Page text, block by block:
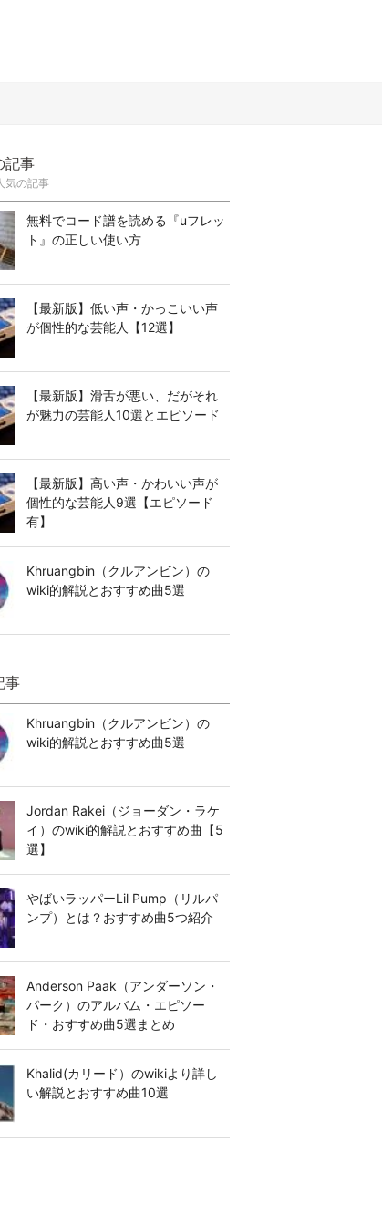
記事
気の記事
無料でコード譜を読める『uフレッ
ト』の正しい使い方
【最新版】低い声・かっこいい声
が個性的な芸能人【12選】
【最新版】滑舌が悪い、だがそれ
が魅力の芸能人10選とエピソード
【最新版】高い声・かわいい声が
個性的な芸能人9選【エピソード
有】
Khruangbin（クルアンビン）の
wiki的解説とおすすめ曲5選
事
Khruangbin（クルアンビン）の
wiki的解説とおすすめ曲5選
Jordan Rakei（ジョーダン・ラケ
イ）のwiki的解説とおすすめ曲【5
選】
やばいラッパーLil Pump（リルパ
ンプ）とは？おすすめ曲5つ紹介
Anderson Paak（アンダーソン・
パーク）のアルバム・エピソー
ド・おすすめ曲5選まとめ
Khalid(カリード）のwikiより詳し
い解説とおすすめ曲10選